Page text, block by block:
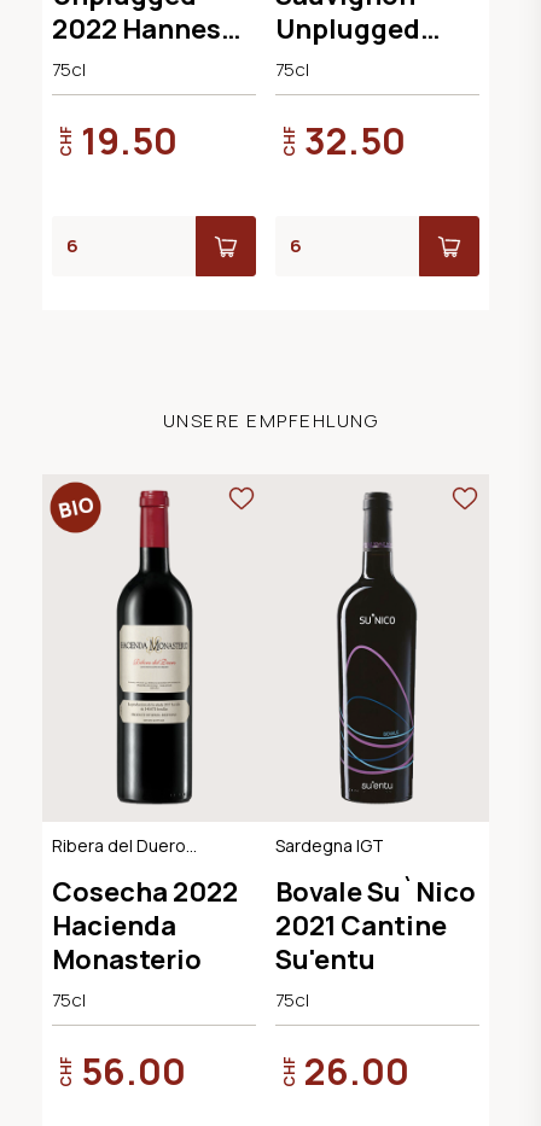
2022 Hannes
Reeh
75cl
CHF 19.50
Unplugged
2021 Hannes
Reeh
75cl
CHF 32.50
UNSERE EMPFEHLUNG
Ribera del Duero
Cosecha 2022
Hacienda
Monasterio
75cl
CHF 56.00
Sardegna IGT
Bovale Su`Nico
2021 Cantine
Su'entu
75cl
CHF 26.00